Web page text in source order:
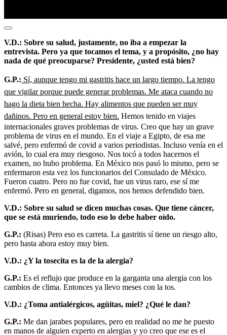
V.D.: Sobre su salud, justamente, no iba a empezar la
entrevista. Pero ya que tocamos el tema, y a propósito, ¿no hay
nada de qué preocuparse? Presidente, ¿usted está bien?
G.P.: Sí, aunque tengo mi gastritis hace un largo tiempo. La tengo
que vigilar porque puede generar problemas. Me ataca cuando no
hago la dieta bien hecha. Hay alimentos que pueden ser muy
dañinos. Pero en general estoy bien. Hemos tenido en viajes
internacionales graves problemas de virus. Creo que hay un grave
problema de virus en el mundo. En el viaje a Egipto, de esa me
salvé, pero enfermó de covid a varios periodistas. Incluso venía en el
avión, lo cual era muy riesgoso. Nos tocó a todos hacernos el
examen, no hubo problema. En México nos pasó lo mismo, pero se
enfermaron esta vez los funcionarios del Consulado de México.
Fueron cuatro. Pero no fue covid, fue un virus raro, ese sí me
enfermó. Pero en general, digamos, nos hemos defendido bien.
V.D.: Sobre su salud se dicen muchas cosas. Que tiene cáncer,
que se está muriendo, todo eso lo debe haber oído.
G.P.: (Risas) Pero eso es carreta. La gastritis sí tiene un riesgo alto,
pero hasta ahora estoy muy bien.
V.D.: ¿Y la tosecita es la de la alergia?
G.P.: Es el reflujo que produce en la garganta una alergia con los
cambios de clima. Entonces ya llevo meses con la tos.
V.D.: ¿Toma antialérgicos, agüitas, miel? ¿Qué le dan?
G.P.: Me dan jarabes populares, pero en realidad no me he puesto
en manos de alguien experto en alergias y yo creo que ese es el